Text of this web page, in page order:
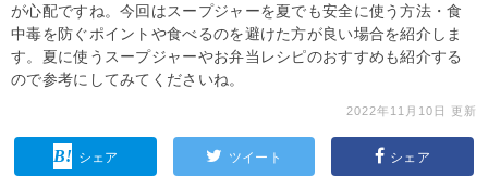
が心配ですね。今回はスープジャーを夏でも安全に使う方法・食
中毒を防ぐポイントや食べるのを避けた方が良い場合を紹介しま
す。夏に使うスープジャーやお弁当レシピのおすすめも紹介する
ので参考にしてみてくださいね。
2022年11月10日 更新
シェア ツイート シェア